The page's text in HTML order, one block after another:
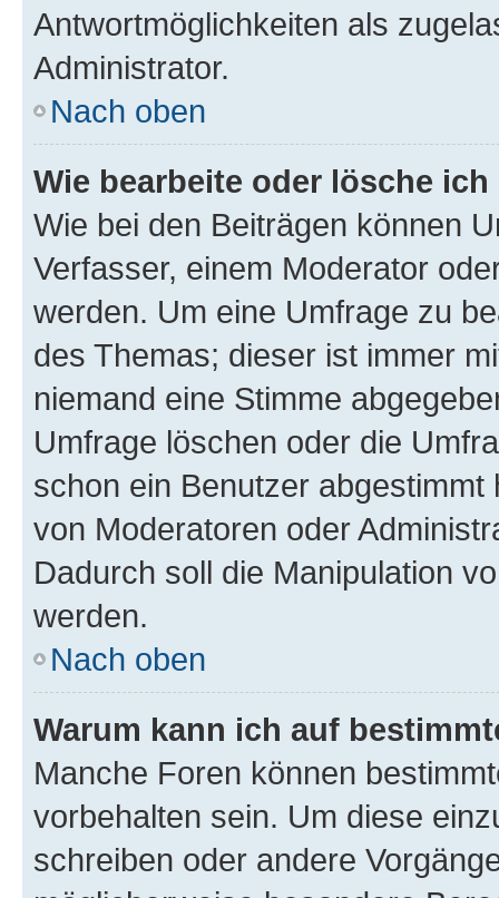
Antwortmöglichkeiten als
Administrator.
Nach oben
Wie bearbeite oder lösche
Wie bei den Beiträgen können
Verfasser, einem Moderator
werden. Um eine Umfrage zu
des Themas; dieser ist immer
niemand eine Stimme
Umfrage löschen oder die
schon ein Benutzer
von Moderatoren oder
Dadurch soll die Manipulation
werden.
Nach oben
Warum kann ich auf
Manche Foren können
vorbehalten sein. Um diese
schreiben oder andere